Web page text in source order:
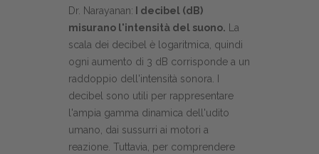
Dr. Narayanan: I decibel (dB)
misurano l'intensità del suono. La
scala dei decibel è logaritmica, quindi
ogni aumento di 3 dB corrisponde a un
raddoppio dell'intensità sonora. I
decibel sono utili per rappresentare
l'ampia gamma dinamica dell'udito
umano, dai sussurri ai motori a
reazione. Tuttavia, per comprendere